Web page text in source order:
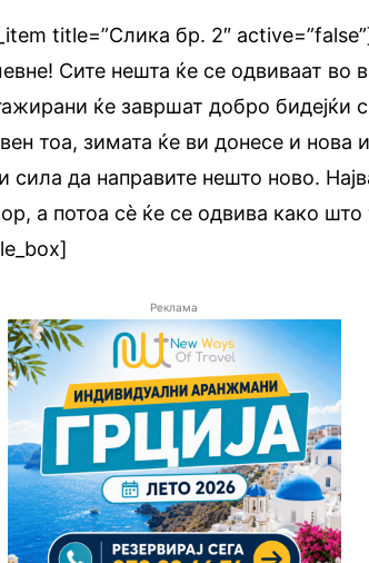
title=”Слика бр. 2″
Сите нешта ќе се одвиваат во
ќе завршат добро бидејќи
тоа, зимата ќе ви донесе и нова
сила да направите нешто ново.
а потоа сè ќе се одвива како што
Реклама